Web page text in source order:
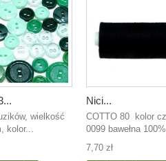
wielkość
kolor...
Nici...
COTTO 80 kolor
0099 bawełna 100%
7,70 zł